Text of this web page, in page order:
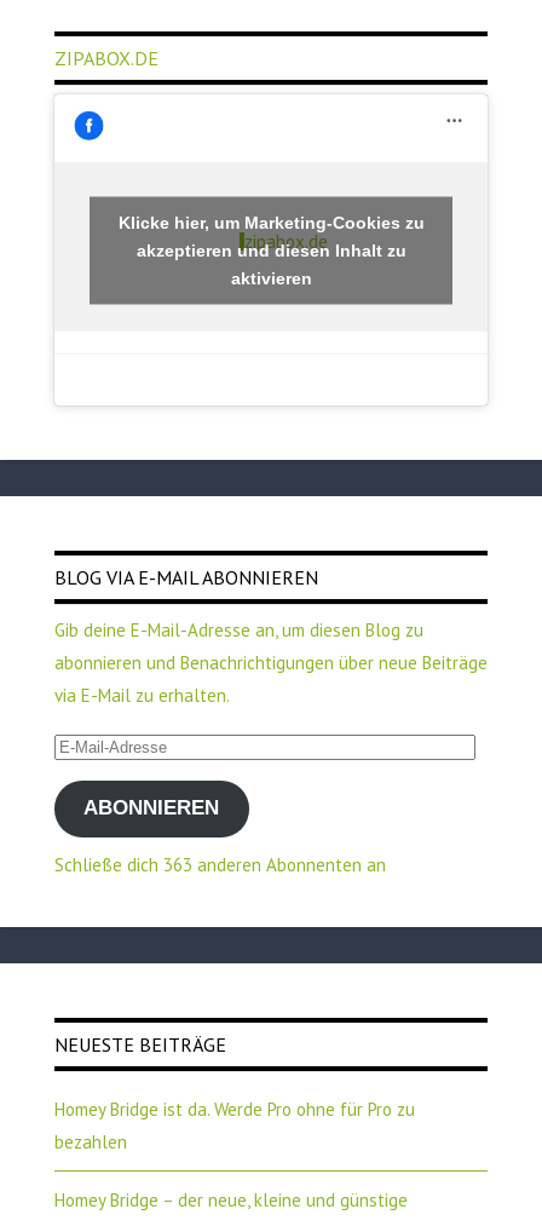
ZIPABOX.DE
zipabox.de
Klicke hier, um Marketing-Cookies zu
akzeptieren und diesen Inhalt zu
aktivieren
BLOG VIA E-MAIL ABONNIEREN
Gib deine E-Mail-Adresse an, um diesen Blog zu
abonnieren und Benachrichtigungen über neue Beiträge
via E-Mail zu erhalten.
E-
Mail-
AdresseABONNIEREN
Schließe dich 363 anderen Abonnenten an
NEUESTE BEITRÄGE
Homey Bridge ist da. Werde Pro ohne für Pro zu
bezahlen
Homey Bridge – der neue, kleine und günstige